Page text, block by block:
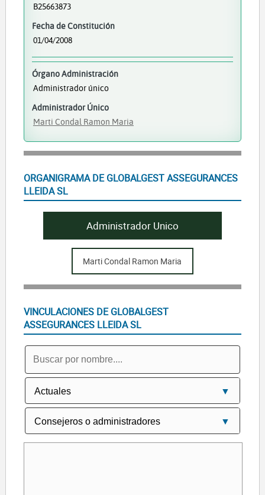
B25663873
Fecha de Constitución
01/04/2008
Órgano Administración
Administrador único
Administrador Único
Marti Condal Ramon Maria
ORGANIGRAMA DE GLOBALGEST ASSEGURANCES
LLEIDA SL
Administrador Unico
Marti Condal Ramon Maria
VINCULACIONES DE GLOBALGEST
ASSEGURANCES LLEIDA SL